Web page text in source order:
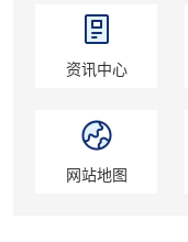
资讯中心
网站地图